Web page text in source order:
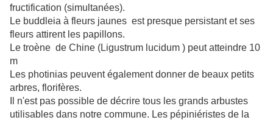
fructification (simultanées).
Le buddleia à fleurs jaunes est presque persistant et ses
fleurs attirent les papillons.
Le troène de Chine (Ligustrum lucidum ) peut atteindre 10
m
Les photinias peuvent également donner de beaux petits
arbres, florifères.
Il n'est pas possible de décrire tous les grands arbustes
utilisables dans notre commune. Les pépiniéristes de la